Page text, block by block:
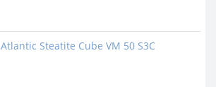
Atlantic Steatite Cube VM 50 S3C